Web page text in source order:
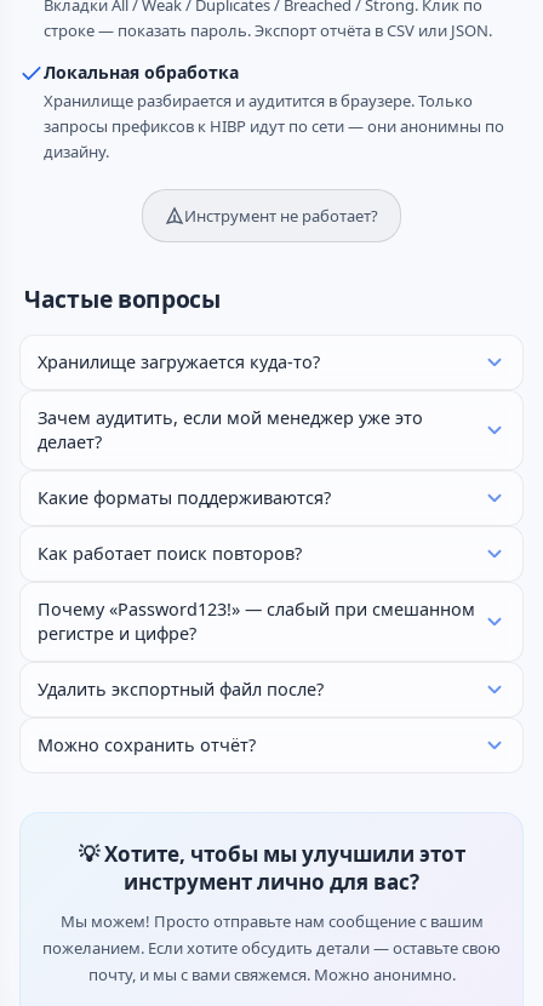
Вкладки All / Weak / Duplicates / Breached / Strong. Клик по
строке — показать пароль. Экспорт отчёта в CSV или JSON.
Локальная обработка
Хранилище разбирается и аудитится в браузере. Только
запросы префиксов к HIBP идут по сети — они анонимны по
дизайну.
Инструмент не работает?
Частые вопросы
Хранилище загружается куда-то?
Зачем аудитить, если мой менеджер уже это
делает?
Какие форматы поддерживаются?
Как работает поиск повторов?
Почему «Password123!» — слабый при смешанном
регистре и цифре?
Удалить экспортный файл после?
Можно сохранить отчёт?
💡 Хотите, чтобы мы улучшили этот
инструмент лично для вас?
Мы можем! Просто отправьте нам сообщение с вашим
пожеланием. Если хотите обсудить детали — оставьте свою
почту, и мы с вами свяжемся. Можно анонимно.